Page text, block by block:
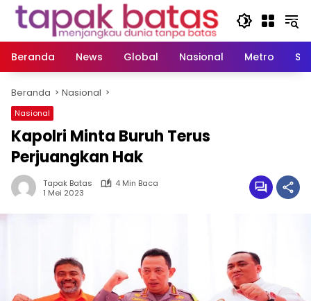
Langsung
Beranda
News Global Nasional Metro
Beranda Nasional
Nasional
Kapolri Minta Buruh Terus
Perjuangkan Hak
Tapak Batas
4 Min Baca
1 Mei 2023